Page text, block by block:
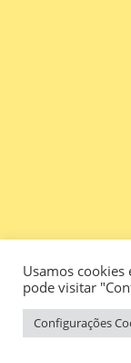
Usamos cookies
pode visitar
Configurações